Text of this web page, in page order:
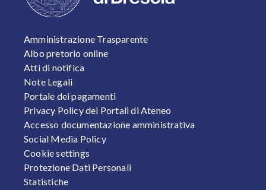
FOOTER 1
Amministrazione Trasparente
Albo pretorio online
Atti di notifica
Note Legali
Portale dei pagamenti
Privacy Policy dei Portali di Ateneo
Accesso documentazione amministrativa
Social Media Policy
Cookie settings
Protezione Dati Personali
Statistiche